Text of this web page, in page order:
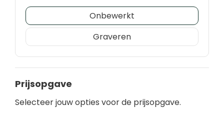
Onbewerkt
Graveren
Prijsopgave
Selecteer jouw opties voor de prijsopgave.